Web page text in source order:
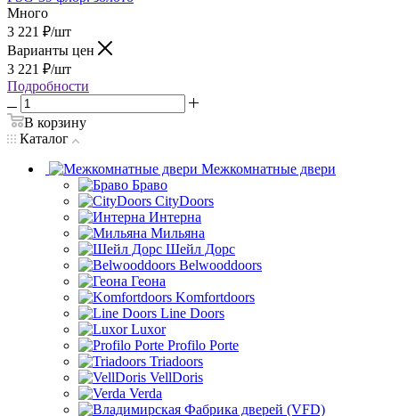
Много
3 221 ₽/шт
Варианты цен
3 221 ₽/шт
Подробности
В корзину
Каталог
Межкомнатные двери
Браво
CityDoors
Интерна
Мильяна
Шейл Дорс
Belwooddoors
Геона
Komfortdoors
Line Doors
Luxor
Profilo Porte
Triadoors
VellDoris
Verda